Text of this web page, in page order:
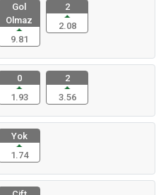
Gol
Olmaz
9.81
2
2.08
0
1.93
2
3.56
Yok
1.74